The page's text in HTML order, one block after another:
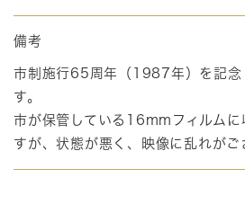
備考
市制施行65周年（1987年）を記念
す。
市が保管している16mmフィルムに
すが、状態が悪く、映像に乱れがご